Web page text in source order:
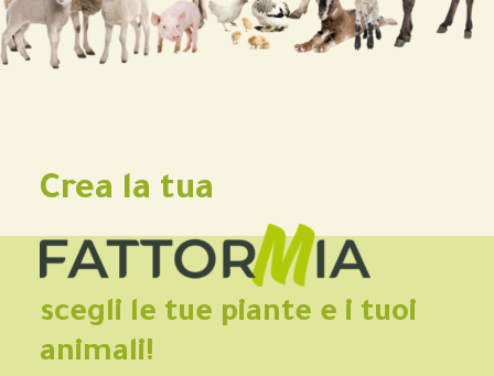
Crea la tua
scegli le tue piante e i tuoi
animali!